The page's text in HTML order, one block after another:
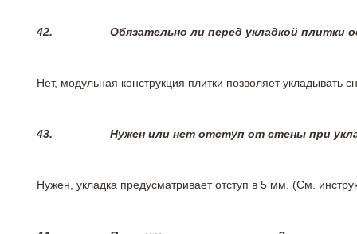
42. Обязательно ли перед укладкой плитки
Нет, модульная конструкция плитки позволяет
43. Нужен или нет отступ от стены при
Нужен, укладка предусматривает отступ в 5 мм. (См.